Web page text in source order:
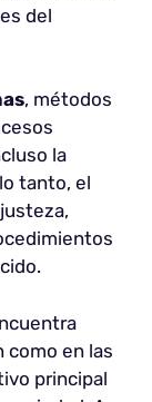
del
, métodos
la
tanto, el
en las
principal